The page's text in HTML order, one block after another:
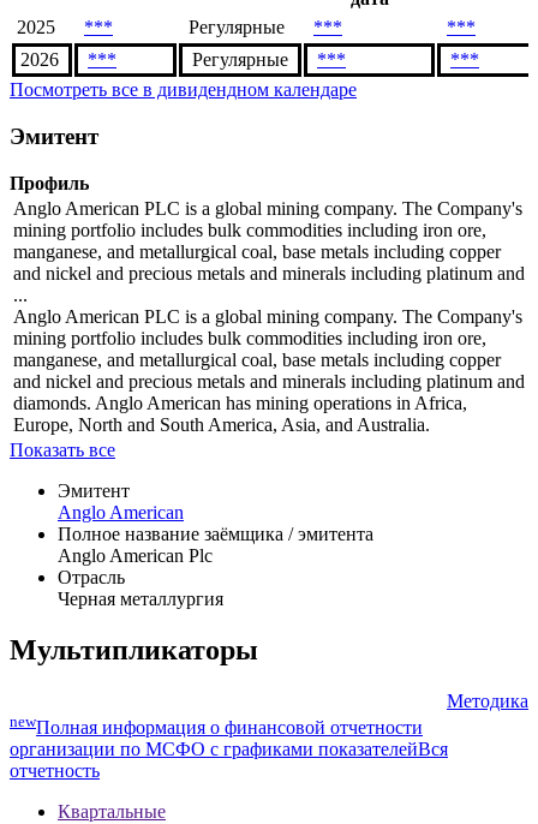
2025
*** Регулярные ***
***
2026
*** Регулярные ***
***
Посмотреть все в дивидендном календаре
Эмитент
Профиль
Anglo American PLC is a global mining company. The Company's
mining portfolio includes bulk commodities including iron ore,
manganese, and metallurgical coal, base metals including copper
and nickel and precious metals and minerals including platinum and
...
Anglo American PLC is a global mining company. The Company's
mining portfolio includes bulk commodities including iron ore,
manganese, and metallurgical coal, base metals including copper
and nickel and precious metals and minerals including platinum and
diamonds. Anglo American has mining operations in Africa,
Europe, North and South America, Asia, and Australia.
Показать все
Эмитент
Anglo American
Полное название заёмщика / эмитента
Anglo American Plc
Отрасль
Черная металлургия
Мультипликаторы
Методика
newПолная информация о финансовой отчетности
организации по МСФО с графиками показателейВся
отчетность
Квартальные